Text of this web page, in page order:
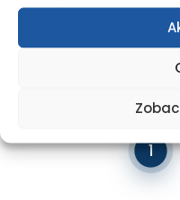
zapraszamy Was
Cybermiasteczku,
Kosakowa.
1